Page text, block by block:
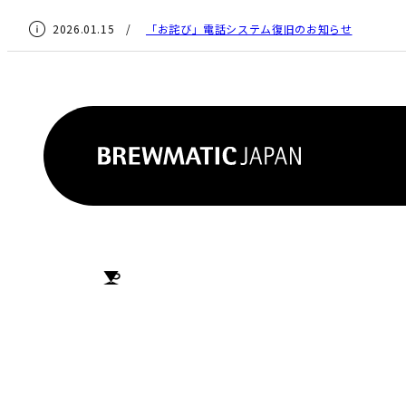
2026.01.15 / 「お詫び」電話システム復旧のお知らせ